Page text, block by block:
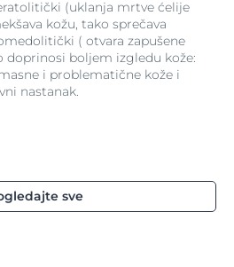
(uklanja mrtve ćelije
kožu, tako sprečava
( otvara zapušene
doprinosi boljem izgledu kože:
i problematične kože i
nastanak.
sve